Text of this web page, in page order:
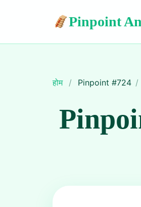
Pinpoint
होम / Pinpoint #724 /